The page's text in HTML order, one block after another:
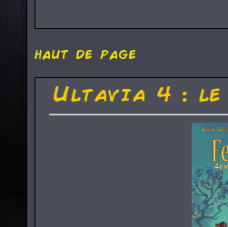
haut de page
Ultavia 4 :